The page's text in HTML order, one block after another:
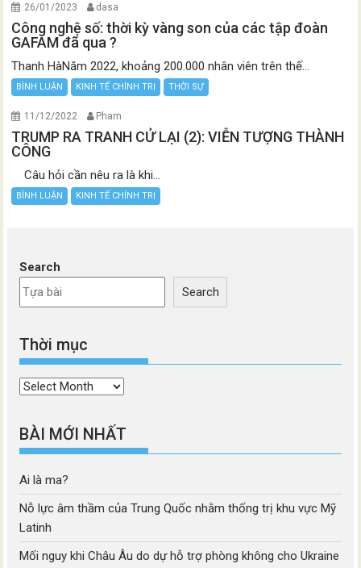
26/01/2023 dasa
Công nghệ số: thời kỳ vàng son của các tập đoàn
GAFAM đã qua ?
Thanh HàNăm 2022, khoảng 200.000 nhân viên trên thế...
BÌNH LUẬN KINH TẾ CHÍNH TRỊ THỜI SỰ
11/12/2022 Pham
TRUMP RA TRANH CỬ LẠI (2): VIỄN TƯỢNG THÀNH
CÔNG
Câu hỏi cần nêu ra là khi...
BÌNH LUẬN KINH TẾ CHÍNH TRỊ
Search
Search
Thời mục
Thời
BÀI MỚI NHẤT
Ai là ma?
Nỗ lực âm thầm của Trung Quốc nhằm thống trị khu vực Mỹ
Latinh
Mối nguy khi Châu Âu do dự hỗ trợ phòng không cho Ukraine